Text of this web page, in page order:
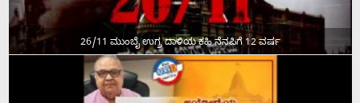
26/11 ಮುಂಬೈ ಉಗ್ರ ದಾಳಿಯ ಕಹಿ ನೆನಪಿಗೆ 12 ವರ್ಷ